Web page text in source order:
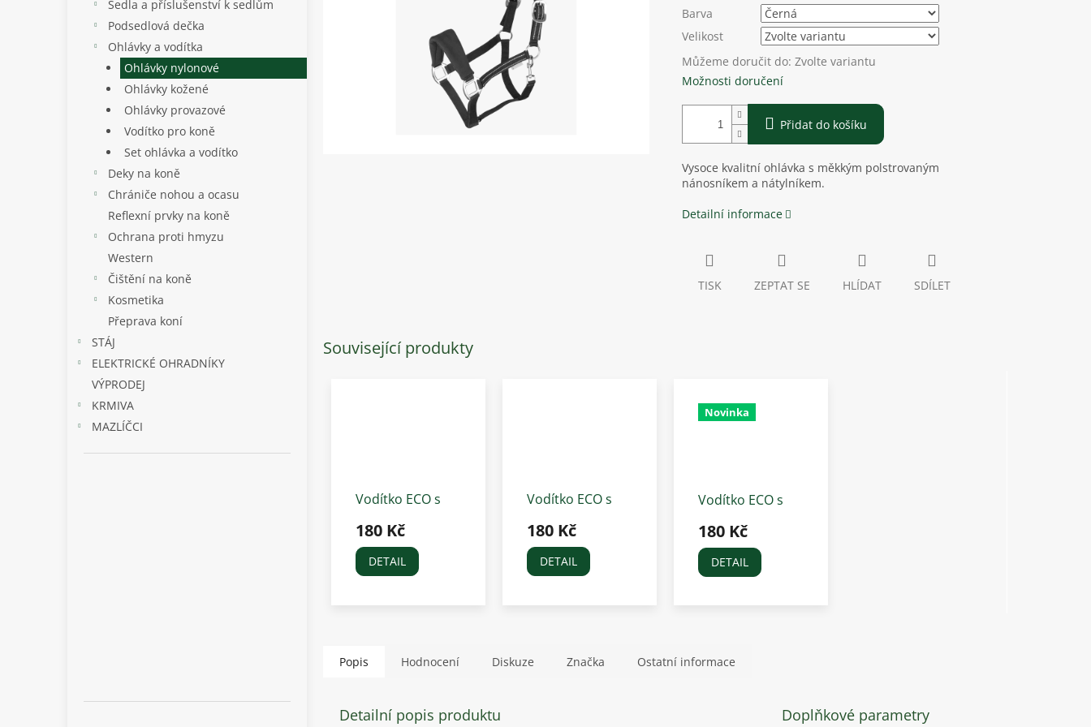
Sedla a příslušenství k sedlům
Podsedlová dečka
Ohlávky a vodítka
Ohlávky nylonové
Ohlávky kožené
Ohlávky provazové
Vodítko pro koně
Set ohlávka a vodítko
Deky na koně
Chrániče nohou a ocasu
Reflexní prvky na koně
Ochrana proti hmyzu
Western
Čištění na koně
Kosmetika
Přeprava koní
STÁJ
ELEKTRICKÉ OHRADNÍKY
VÝPRODEJ
KRMIVA
MAZLÍČCI
Barva
Velikost
Můžeme doručit do: Zvolte variantu
Možnosti doručení
Přidat do košíku
Vysoce kvalitní ohlávka s měkkým polstrovaným
nánosníkem a nátylníkem.
Detailní informace
TISK ZEPTAT SE HLÍDAT SDÍLET
Související produkty
Vodítko ECO s
karabinou, černé
180 Kč
DETAIL
Vodítko ECO s
karabinou,
sametově
červené
180 Kč
DETAIL
Novinka
Vodítko ECO s
karabinou,
petrolejově
modré
180 Kč
DETAIL
Popis Hodnocení Diskuze Značka Ostatní informace
Detailní popis produktu Doplňkové parametry